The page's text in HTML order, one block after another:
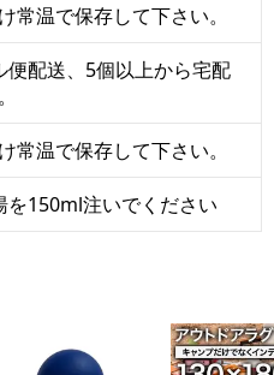
常温で保存して下さい。
便配送、5個以上から宅配
常温で保存して下さい。
を150ml注いでください